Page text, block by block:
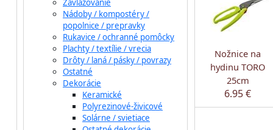
Zavlažovanie
Nádoby / kompostéry /
popolnice / prepravky
Rukavice / ochranné pomôcky
Plachty / textílie / vrecia
Drôty / laná / pásky / povrazy
Ostatné
Dekorácie
Keramické
Polyrezinové-živicové
Solárne / svietiace
Nožnice na
hydinu TORO
25cm
6.95 €